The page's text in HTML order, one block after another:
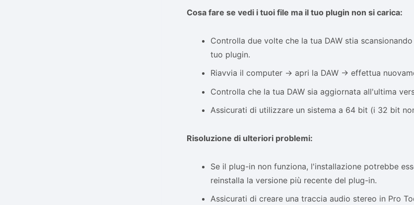
Cosa fare se vedi i tuoi file ma il tuo plugin non si carica:
Controlla due volte che la tua DAW stia
tuo plugin.
Riavvia il computer -> apri la DAW -> effettua
Controlla che la tua DAW sia aggiornata all'ultima
Assicurati di utilizzare un sistema a 64 bit (i 32 bit
Risoluzione di ulteriori problemi:
Se il plug-in non funziona, l'installazione potrebbe
reinstalla la versione più recente del plug-in.
Assicurati di creare una traccia audio stereo in Pro